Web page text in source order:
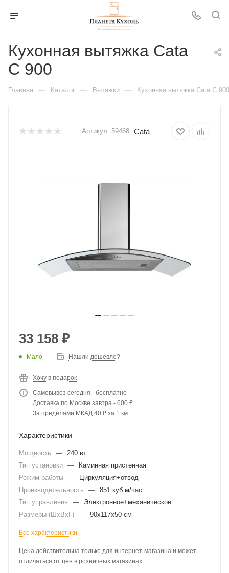
Кухонная вытяжка Cata
C 900
Главная — Каталог — Вытяжки — Кухонная вытяжка Cata C 900
Артикул: 59468 Cata
33 158 ₽
Мало Нашли дешевле?
Хочу в подарок
Самовывоз сегодня - бесплатно
Доставка по Москве завтра - 600 ₽
За пределами МКАД 40 ₽ за 1 км.
Характеристики
Мощность — 240 вт
Тип установки —
Каминная пристенная
Режим работы —
Циркуляция+отвод
Производительность
— 851 куб.м/час
Тип управления
—
Электронное+механическое
Размеры (ШхВхГ) — 90x117x50 см
Все характеристики
Цена действительна только для интернет-магазина и может
отличаться от цен в розничных магазинах